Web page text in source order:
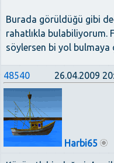
Burada görüldüğü gibi
rahatlıkla bulabiliyorum.
söylersen bi yol bulmaya
48540 26.04.2009
Harbi65